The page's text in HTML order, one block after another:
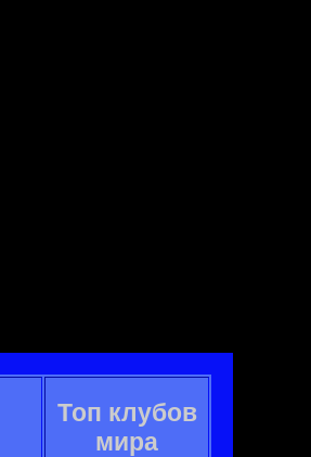
Топ клубов
мира